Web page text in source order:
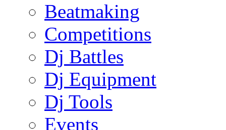
Beatmaking
Competitions
Dj Battles
Dj Equipment
Dj Tools
Events